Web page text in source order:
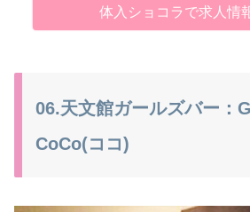
体入ショコラで求人情
06.天文館ガールズバー：
CoCo(ココ)